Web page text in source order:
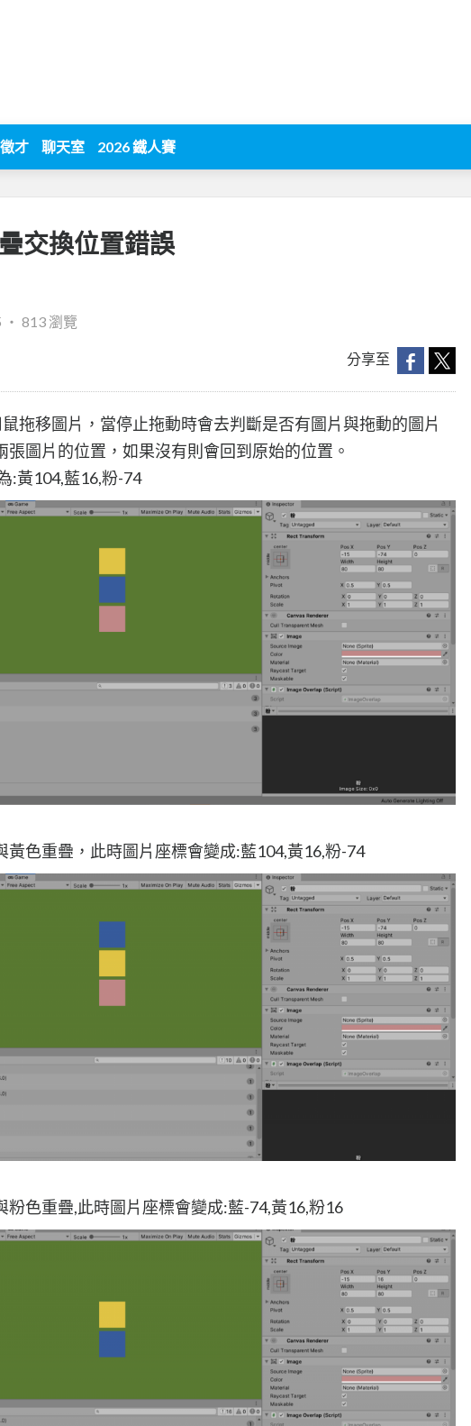
才 聊天室 2026 鐵人賽
交換位置錯誤
‧ 813 瀏覽
分享至
拖移圖片，當停止拖動時會去判斷是否有圖片與拖動的圖片
張圖片的位置，如果沒有則會回到原始的位置。
:黃104,藍16,粉-74
黃色重疊，此時圖片座標會變成:藍104,黃16,粉-74
粉色重疊,此時圖片座標會變成:藍-74,黃16,粉16